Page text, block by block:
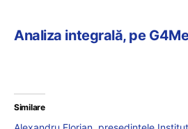
Analiza integrală, pe
Similare